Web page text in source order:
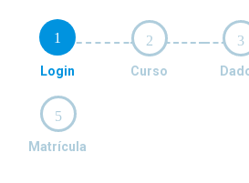
1
Login
2
Curso
3
5
Matrícula